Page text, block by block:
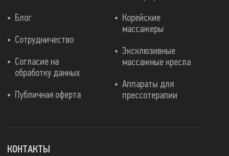
Корейские
массажеры
Эксклюзивные
массажные кресла
Аппараты для
прессотерапии
Блог
Сотрудничество
Согласие на
обработку данных
Публичная оферта
КОНТАКТЫ